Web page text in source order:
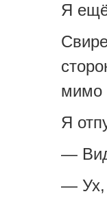
Я
мимо
Я
—
— Ух,